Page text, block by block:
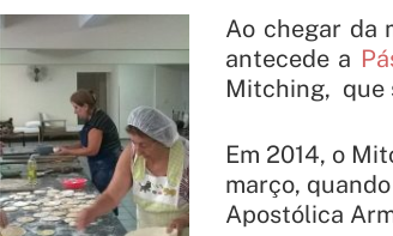
Ao chegar da
antecede a
Mitching, que
Em 2014, o
março,
Apostólica